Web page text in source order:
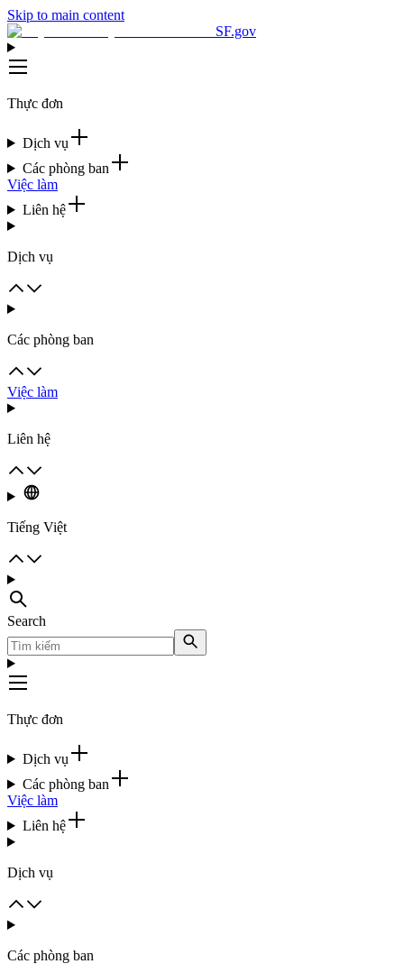
Skip to main content
SF.gov
Thực đơn
Dịch vụ
Các phòng ban
Việc làm
Liên hệ
Dịch vụ
Các phòng ban
Việc làm
Liên hệ
Tiếng Việt
Search
Thực đơn
Dịch vụ
Các phòng ban
Việc làm
Liên hệ
Dịch vụ
Các phòng ban